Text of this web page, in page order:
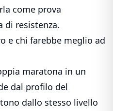
come prova
di resistenza.
e chi farebbe meglio ad
maratona in un
dal profilo del
dallo stesso livello